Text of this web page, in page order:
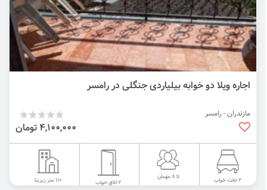
اجاره ویلا دو خوابه بیلیاردی جنگلی در رامسر
مازندران - رامسر
4,100,000 تومان
2 تخت خواب تا 8 مهمان
2 اتاق خواب 110 متر زیربنا